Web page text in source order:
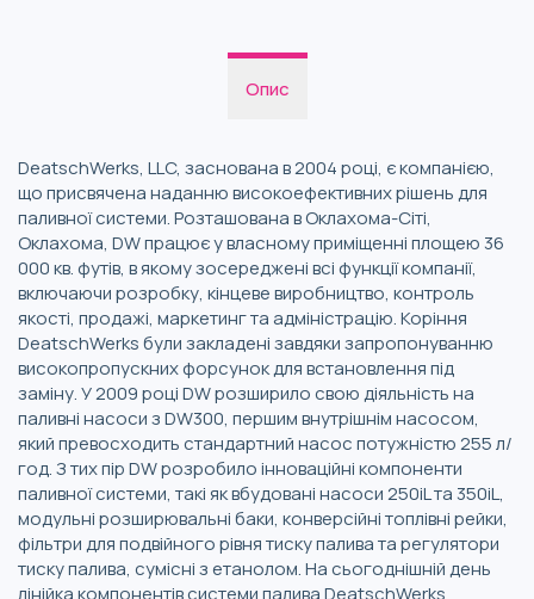
Опис
DeatschWerks, LLC, заснована в 2004 році, є компанією,
що присвячена наданню високоефективних рішень для
паливної системи. Розташована в Оклахома-Сіті,
Оклахома, DW працює у власному приміщенні площею 36
000 кв. футів, в якому зосереджені всі функції компанії,
включаючи розробку, кінцеве виробництво, контроль
якості, продажі, маркетинг та адміністрацію. Коріння
DeatschWerks були закладені завдяки запропонуванню
високопропускних форсунок для встановлення під
заміну. У 2009 році DW розширило свою діяльність на
паливні насоси з DW300, першим внутрішнім насосом,
який превосходить стандартний насос потужністю 255 л/
год. З тих пір DW розробило інноваційні компоненти
паливної системи, такі як вбудовані насоси 250iL та 350iL,
модульні розширювальні баки, конверсійні топлівні рейки,
фільтри для подвійного рівня тиску палива та регулятори
тиску палива, сумісні з етанолом. На сьогоднішній день
лінійка компонентів системи палива DeatschWerks